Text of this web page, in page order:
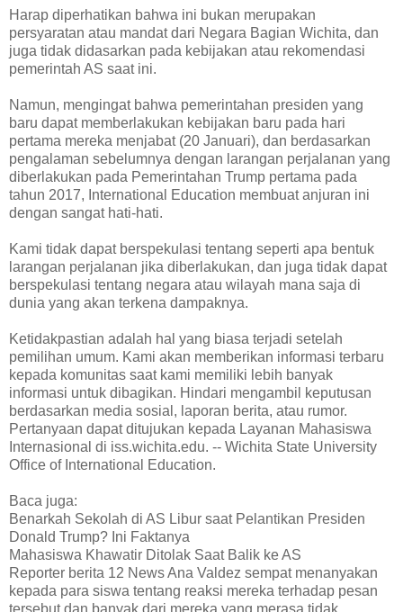
Harap diperhatikan bahwa ini bukan merupakan
persyaratan atau mandat dari Negara Bagian Wichita, dan
juga tidak didasarkan pada kebijakan atau rekomendasi
pemerintah AS saat ini.
Namun, mengingat bahwa pemerintahan presiden yang
baru dapat memberlakukan kebijakan baru pada hari
pertama mereka menjabat (20 Januari), dan berdasarkan
pengalaman sebelumnya dengan larangan perjalanan yang
diberlakukan pada Pemerintahan Trump pertama pada
tahun 2017, International Education membuat anjuran ini
dengan sangat hati-hati.
Kami tidak dapat berspekulasi tentang seperti apa bentuk
larangan perjalanan jika diberlakukan, dan juga tidak dapat
berspekulasi tentang negara atau wilayah mana saja di
dunia yang akan terkena dampaknya.
Ketidakpastian adalah hal yang biasa terjadi setelah
pemilihan umum. Kami akan memberikan informasi terbaru
kepada komunitas saat kami memiliki lebih banyak
informasi untuk dibagikan. Hindari mengambil keputusan
berdasarkan media sosial, laporan berita, atau rumor.
Pertanyaan dapat ditujukan kepada Layanan Mahasiswa
Internasional di iss.wichita.edu. -- Wichita State University
Office of International Education.
Baca juga:
Benarkah Sekolah di AS Libur saat Pelantikan Presiden
Donald Trump? Ini Faktanya
Mahasiswa Khawatir Ditolak Saat Balik ke AS
Reporter berita 12 News Ana Valdez sempat menanyakan
kepada para siswa tentang reaksi mereka terhadap pesan
tersebut dan banyak dari mereka yang merasa tidak